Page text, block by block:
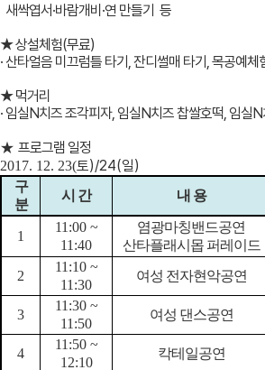
새싹엽서·바람개비·연 만들기 등
★ 상설체험(무료)
· 산타얼음 미끄럼틀 타기, 잔디썰매 타기, 목공예체
★ 먹거리
· 임실N치즈 조각피자, 임실N치즈 찹쌀호떡, 임실
★ 프로그램 일정
2017. 12. 23(토)/24(일)
구
분
시 간 내 용
1
11:00 ~
11:40
염광마칭밴드공연
산타플래시몹 퍼레이드
2
11:10 ~
11:30
여성 전자현악공연
3
11:30 ~
11:50
여성 댄스공연
4
11:50 ~
12:10
칵테일공연